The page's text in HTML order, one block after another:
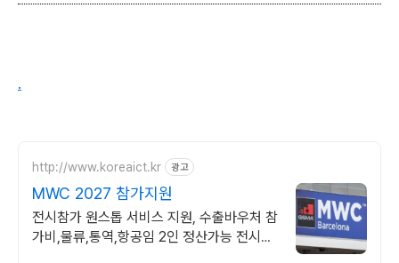
.
http://www.koreaict.kr 광고
MWC 2027 참가지원
전시참가 원스톱 서비스 지원, 수출바우처 참
가비,물류,통역,항공임 2인 정산가능 전시장